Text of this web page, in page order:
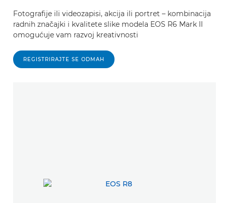
Fotografije ili videozapisi, akcija ili portret – kombinacija
radnih značajki i kvalitete slike modela EOS R6 Mark II
omogućuje vam razvoj kreativnosti
REGISTRIRAJTE SE ODMAH